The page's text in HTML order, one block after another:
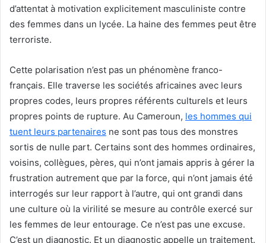
d’attentat à motivation explicitement masculiniste contre
des femmes dans un lycée. La haine des femmes peut être
terroriste.
Cette polarisation n’est pas un phénomène franco-
français. Elle traverse les sociétés africaines avec leurs
propres codes, leurs propres référents culturels et leurs
propres points de rupture. Au Cameroun, les hommes qui
tuent leurs partenaires ne sont pas tous des monstres
sortis de nulle part. Certains sont des hommes ordinaires,
voisins, collègues, pères, qui n’ont jamais appris à gérer la
frustration autrement que par la force, qui n’ont jamais été
interrogés sur leur rapport à l’autre, qui ont grandi dans
une culture où la virilité se mesure au contrôle exercé sur
les femmes de leur entourage. Ce n’est pas une excuse.
C’est un diagnostic. Et un diagnostic appelle un traitement.